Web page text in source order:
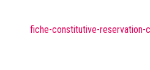
fiche-constitutive-reservation-